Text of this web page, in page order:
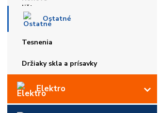
Ostatné
Tesnenia
Držiaky skla a prísavky
Elektro